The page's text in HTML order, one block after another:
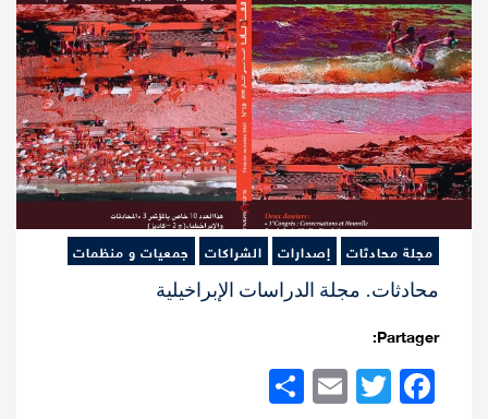
مجلة محادثات إصدارات الشراكات جمعيات و منظمات
محادثات. مجلة الدراسات الإبراخيلية
Partager:
Facebook
Twitter
Email